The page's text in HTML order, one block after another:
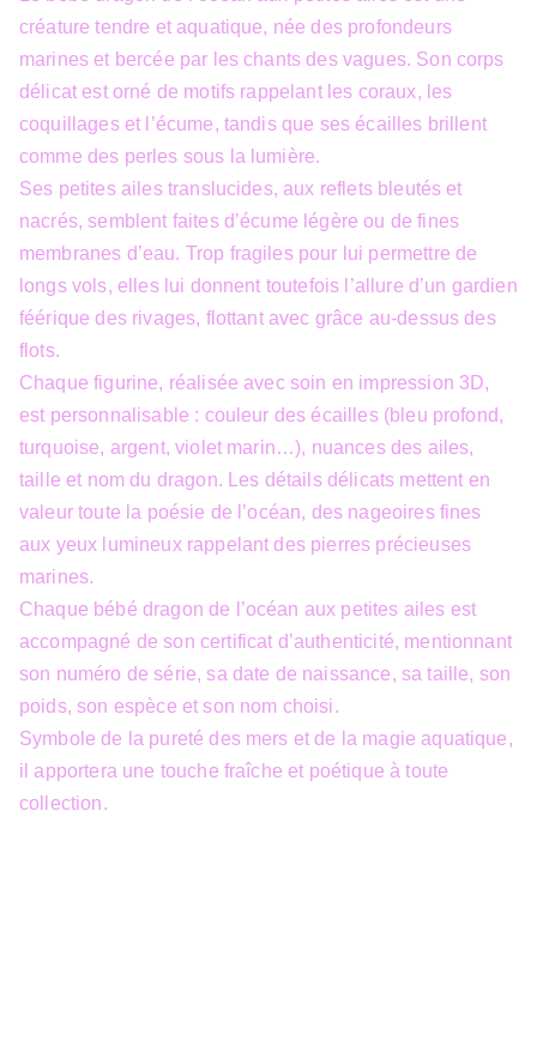
créature tendre et aquatique, née des profondeurs
marines et bercée par les chants des vagues. Son corps
délicat est orné de motifs rappelant les coraux, les
coquillages et l’écume, tandis que ses écailles brillent
comme des perles sous la lumière.
Ses petites ailes translucides, aux reflets bleutés et
nacrés, semblent faites d’écume légère ou de fines
membranes d’eau. Trop fragiles pour lui permettre de
longs vols, elles lui donnent toutefois l’allure d’un gardien
féérique des rivages, flottant avec grâce au-dessus des
flots.
Chaque figurine, réalisée avec soin en impression 3D,
est personnalisable : couleur des écailles (bleu profond,
turquoise, argent, violet marin…), nuances des ailes,
taille et nom du dragon. Les détails délicats mettent en
valeur toute la poésie de l’océan, des nageoires fines
aux yeux lumineux rappelant des pierres précieuses
marines.
Chaque bébé dragon de l’océan aux petites ailes est
accompagné de son certificat d’authenticité, mentionnant
son numéro de série, sa date de naissance, sa taille, son
poids, son espèce et son nom choisi.
Symbole de la pureté des mers et de la magie aquatique,
il apportera une touche fraîche et poétique à toute
collection.